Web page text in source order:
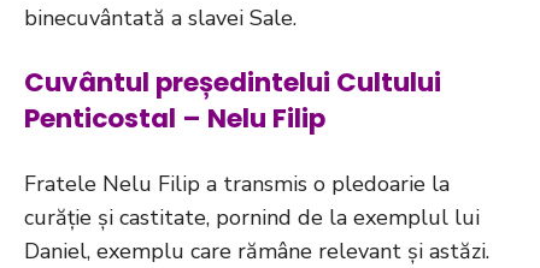
binecuvântată a slavei Sale.
Cuvântul președintelui Cultului
Penticostal – Nelu Filip
Fratele Nelu Filip a transmis o pledoarie la
curăție și castitate, pornind de la exemplul lui
Daniel, exemplu care rămâne relevant și astăzi.